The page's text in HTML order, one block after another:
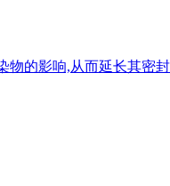
响,从而延长其密封件和